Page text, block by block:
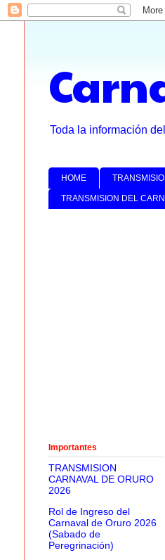
Toda la información
HOME
TRANSMISION DEL
Importantes
TRANSMISION
CARNAVAL DE ORURO
2026
Rol de Ingreso del
Carnaval de Oruro 2026
(Sabado de
Peregrinación)